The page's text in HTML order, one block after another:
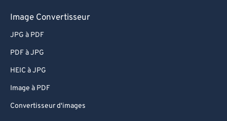
Image Convertisseur
JPG à PDF
PDF à JPG
HEIC à JPG
Image à PDF
Convertisseur d'images